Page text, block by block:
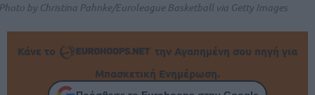
by Christina Pahnke/Euroleague Basketball via Getty Images
Κάνε το
την Αγαπημένη σου πηγή για
Μπασκετική Ενημέρωση.